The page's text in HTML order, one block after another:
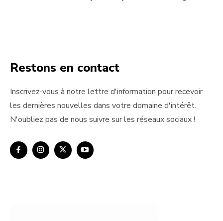
Restons en contact
Inscrivez-vous à notre lettre d'information pour recevoir
les dernières nouvelles dans votre domaine d'intérêt.
N'oubliez pas de nous suivre sur les réseaux sociaux !